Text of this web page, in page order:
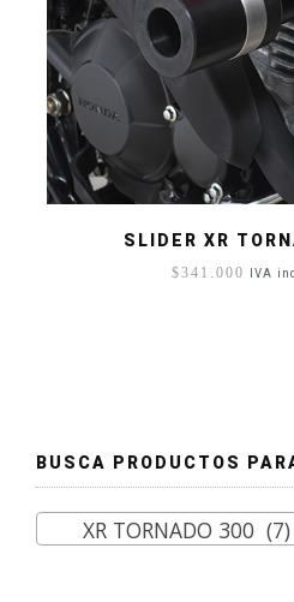
SLIDER XR
$341.000 IVA
BUSCA PRODUCTOS
XR TORNADO 300 (7)